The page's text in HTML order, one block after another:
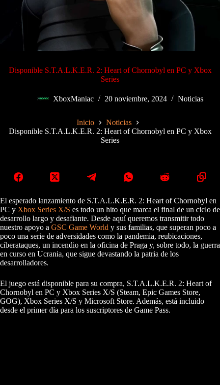
Disponible S.T.A.L.K.E.R. 2: Heart of Chornobyl en PC y Xbox
Series
XboxManiac 20 noviembre, 2024 Noticias
Inicio
Noticias
Disponible S.T.A.L.K.E.R. 2: Heart of Chornobyl en PC y Xbox
Series
El esperado lanzamiento de S.T.A.L.K.E.R. 2: Heart of Chornobyl en
PC y Xbox Series X/S es todo un hito que marca el final de un ciclo de
desarrollo largo y desafiante. Desde aquí queremos transmitir todo
nuestro apoyo a GSC Game World y sus familias, que superan poco a
poco una serie de adversidades como la pandemia, reubicaciones,
ciberataques, un incendio en la oficina de Praga y, sobre todo, la guerra
en curso en Ucrania, que sigue devastando la patria de los
desarrolladores.
El juego está disponible para su compra, S.T.A.L.K.E.R. 2: Heart of
Chornobyl en PC y Xbox Series X/S (Steam, Epic Games Store,
GOG), Xbox Series X/S y Microsoft Store. Además, está incluido
desde el primer día para los suscriptores de Game Pass.